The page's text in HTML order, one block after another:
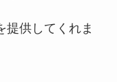
提供してくれま